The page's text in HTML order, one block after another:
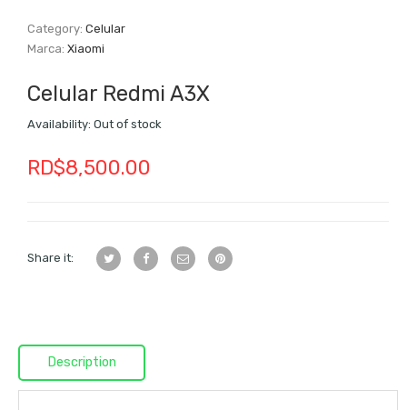
Category:Celular
Marca:Xiaomi
Celular Redmi A3X
Availability: Out of stock
RD$8,500.00
Share it:
Description